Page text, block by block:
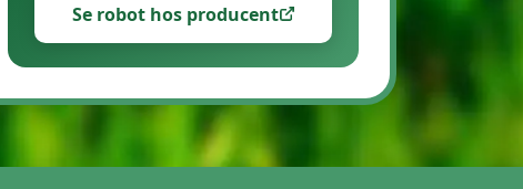
Se robot hos producent